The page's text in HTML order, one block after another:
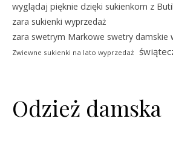
wyglądaj pięknie dzięki sukienkom z
zara sukienki wyprzedaż
zara swetrym Markowe swetry damskie
Zwiewne sukienki na lato wyprzedaż
Odzież damska